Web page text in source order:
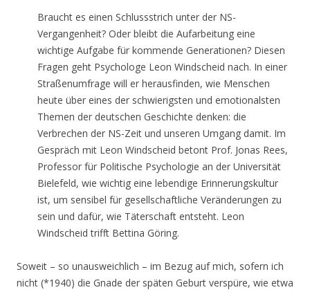
Braucht es einen Schlussstrich unter der NS-
Vergangenheit? Oder bleibt die Aufarbeitung eine
wichtige Aufgabe für kommende Generationen? Diesen
Fragen geht Psychologe Leon Windscheid nach. In einer
Straßenumfrage will er herausfinden, wie Menschen
heute über eines der schwierigsten und emotionalsten
Themen der deutschen Geschichte denken: die
Verbrechen der NS-Zeit und unseren Umgang damit. Im
Gespräch mit Leon Windscheid betont Prof. Jonas Rees,
Professor für Politische Psychologie an der Universität
Bielefeld, wie wichtig eine lebendige Erinnerungskultur
ist, um sensibel für gesellschaftliche Veränderungen zu
sein und dafür, wie Täterschaft entsteht. Leon
Windscheid trifft Bettina Göring.
Soweit – so unausweichlich – im Bezug auf mich, sofern ich
nicht (*1940) die Gnade der späten Geburt verspüre, wie etwa